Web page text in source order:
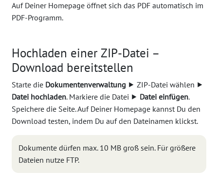
Auf Deiner Homepage öffnet sich das PDF automatisch im
PDF-Programm.
Hochladen einer ZIP-Datei –
Download bereitstellen
Starte die Dokumentenverwaltung ⯈ ZIP-Datei wählen ⯈
Datei hochladen. Markiere die Datei ⯈ Datei einfügen.
Speichere die Seite. Auf Deiner Homepage kannst Du den
Download testen, indem Du auf den Dateinamen klickst.
Dokumente dürfen max. 10 MB groß sein. Für größere
Dateien nutze FTP.